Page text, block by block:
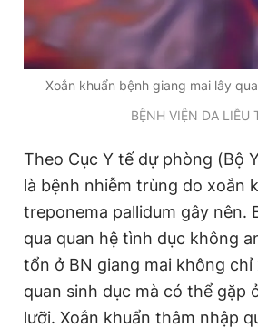
Tổng biên tập: Nguyễn Ngọc Toàn
Phó tổng biên tập thường trực: Hải Thành
Phó tổng biên tập: Lâm Hiếu Dũng
Phó tổng biên tập: Trần Việt Hưng
Tổng thư ký tòa soạn: Đức Trung
Giấy phép xuất bản số 110/GP - BTTTT
chép dưới mọi hình thức nếu không có
bản. Phát triển bởi ePi Technologies, JSC.
Xoắn khuẩn bệnh giang mai lây
BỆNH VIỆN DA LIỄU
Theo Cục Y tế dự phòng (Bộ
là bệnh nhiễm trùng do xoắn
treponema pallidum gây nên.
qua quan hệ tình dục không
tổn ở BN giang mai không
quan sinh dục mà có thể gặp
lưỡi. Xoắn khuẩn thâm nhập